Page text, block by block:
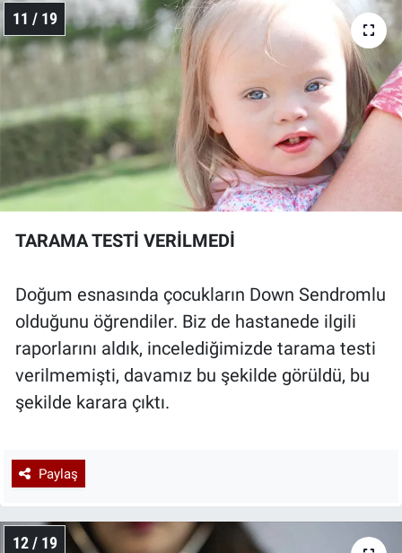
11 / 19
TARAMA TESTİ VERİLMEDİ
Doğum esnasında çocukların Down Sendromlu
olduğunu öğrendiler. Biz de hastanede ilgili
raporlarını aldık, incelediğimizde tarama testi
verilmemişti, davamız bu şekilde görüldü, bu
şekilde karara çıktı.
Paylaş
12 / 19